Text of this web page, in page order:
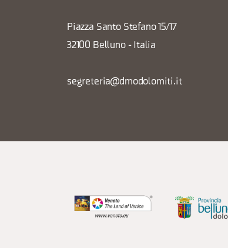
Piazza Santo Stefano 15/17
32100 Belluno - Italia
segreteria@dmodolomiti.it